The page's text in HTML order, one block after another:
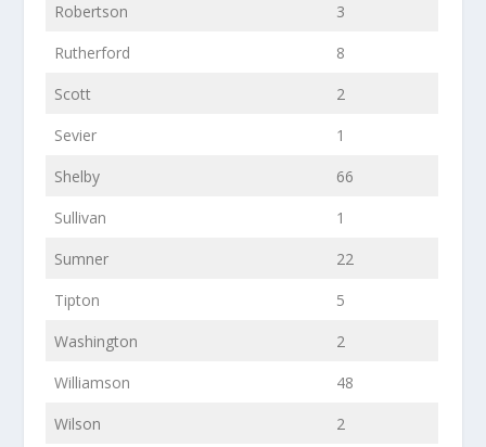
Robertson
3
Rutherford
8
Scott
2
Sevier
1
Shelby
66
Sullivan
1
Sumner
22
Tipton
5
Washington
2
Williamson
48
Wilson
2